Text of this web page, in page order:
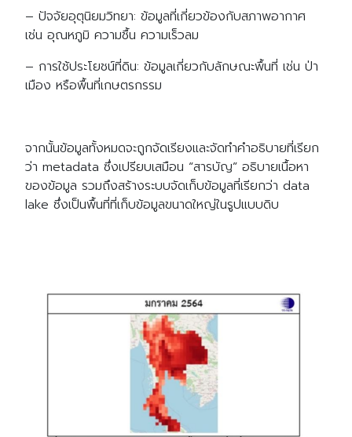
– ปัจจัยอุตุนิยมวิทยา: ข้อมูลที่เกี่ยวข้องกับสภาพอากาศ
เช่น อุณหภูมิ ความชื้น ความเร็วลม
– การใช้ประโยชน์ที่ดิน: ข้อมูลเกี่ยวกับลักษณะพื้นที่ เช่น ป่า
เมือง หรือพื้นที่เกษตรกรรม
จากนั้นข้อมูลทั้งหมดจะถูกจัดเรียงและจัดทำคำอธิบายที่เรียก
ว่า metadata ซึ่งเปรียบเสมือน “สารบัญ” อธิบายเนื้อหา
ของข้อมูล รวมถึงสร้างระบบจัดเก็บข้อมูลที่เรียกว่า data
lake ซึ่งเป็นพื้นที่ที่เก็บข้อมูลขนาดใหญ่ในรูปแบบดิบ